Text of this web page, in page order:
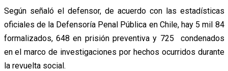
Según señaló el defensor, de acuerdo con las estadísticas
oficiales de la Defensoría Penal Pública en Chile, hay 5 mil 84
formalizados, 648 en prisión preventiva y 725 condenados
en el marco de investigaciones por hechos ocurridos durante
la revuelta social.